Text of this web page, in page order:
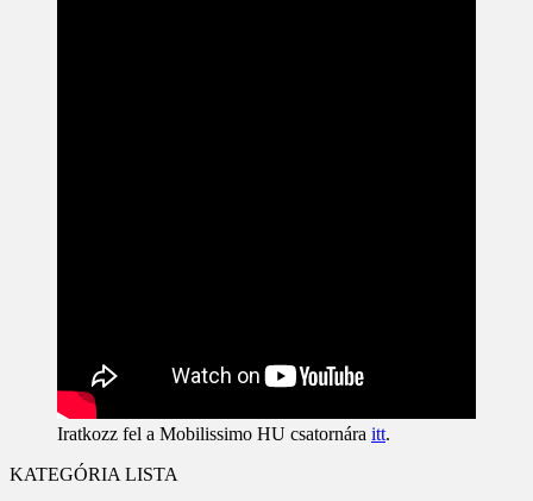
Iratkozz fel a Mobilissimo HU csatornára itt.
KATEGÓRIA LISTA